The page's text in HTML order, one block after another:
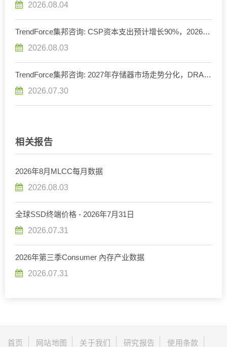
2026.08.04
TrendForce集邦咨询: CSP资本支出预计增长90%，2026年
2026.08.03
TrendForce集邦咨询: 2027年存储器市场走势分化，DRAM
2026.07.30
相关报告
2026年8月MLCC每月数据
2026.08.03
全球SSD终端价格 - 2026年7月31日
2026.07.31
2026年第三季Consumer 內存产业数据
2026.07.31
首页 网站地图 关于我们 研究报告 使用条款